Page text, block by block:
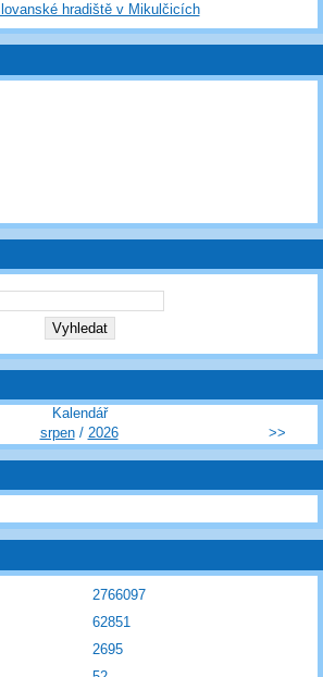
hradiště v Mikulčicích
Kalendář
srpen/ 2026 >>
2766097
62851
2695